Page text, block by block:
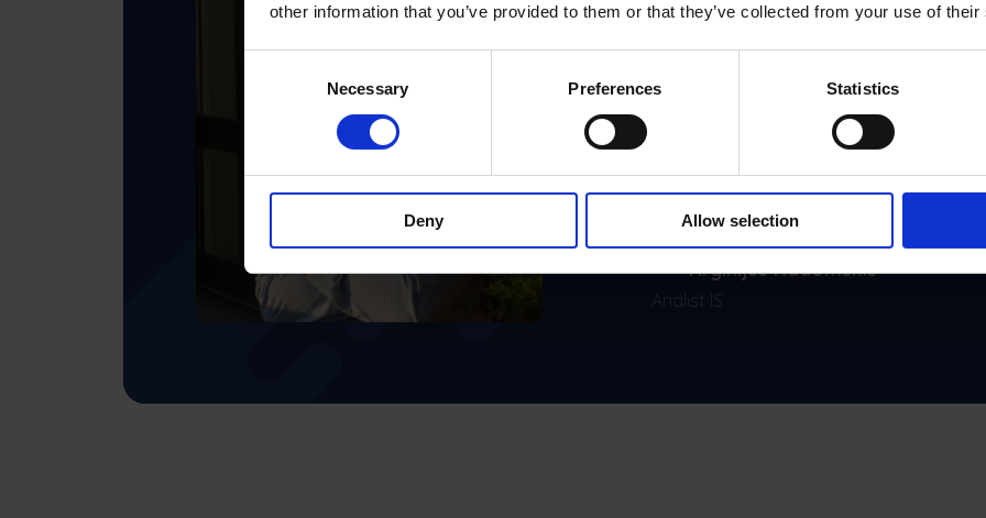
other information that you’ve provided to them or that they’ve collected from your use of
Necessary Preferences Statistics
Deny Allow selection
Frontu ne-a ajutat
managementul
clienți, să
mai sustenabili,
costurile
Virginijus Radomskis